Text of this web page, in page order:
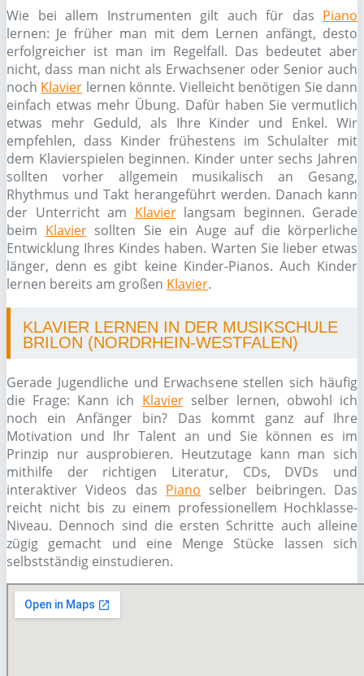
Wie bei allem Instrumenten gilt auch für das Piano
lernen: Je früher man mit dem Lernen anfängt, desto
erfolgreicher ist man im Regelfall. Das bedeutet aber
nicht, dass man nicht als Erwachsener oder Senior auch
noch Klavier lernen könnte. Vielleicht benötigen Sie dann
einfach etwas mehr Übung. Dafür haben Sie vermutlich
etwas mehr Geduld, als Ihre Kinder und Enkel. Wir
empfehlen, dass Kinder frühestens im Schulalter mit
dem Klavierspielen beginnen. Kinder unter sechs Jahren
sollten vorher allgemein musikalisch an Gesang,
Rhythmus und Takt herangeführt werden. Danach kann
der Unterricht am Klavierlangsam beginnen. Gerade
beim Klaviersollten Sie ein Auge auf die körperliche
Entwicklung Ihres Kindes haben. Warten Sie lieber etwas
länger, denn es gibt keine Kinder-Pianos. Auch Kinder
lernen bereits am großen Klavier.
KLAVIER LERNEN IN DER MUSIKSCHULE
BRILON (NORDRHEIN-WESTFALEN)
Gerade Jugendliche und Erwachsene stellen sich häufig
die Frage: Kann ich Klavierselber lernen, obwohl ich
noch ein Anfänger bin? Das kommt ganz auf Ihre
Motivation und Ihr Talent an und Sie können es im
Prinzip nur ausprobieren. Heutzutage kann man sich
mithilfe der richtigen Literatur, CDs, DVDs und
interaktiver Videos das Piano selber beibringen. Das
reicht nicht bis zu einem professionellem Hochklasse-
Niveau. Dennoch sind die ersten Schritte auch alleine
zügig gemacht und eine Menge Stücke lassen sich
selbstständig einstudieren.